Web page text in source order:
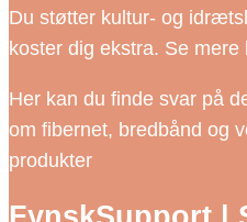
Du støtter kultur- og
koster dig ekstra. Se mere
Her kan du finde svar på
om fibernet, bredbånd og
produkter